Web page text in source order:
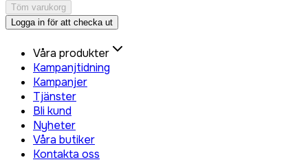
Töm varukorg
Logga in för att checka ut
Våra produkter
Kampanjtidning
Kampanjer
Tjänster
Bli kund
Nyheter
Våra butiker
Kontakta oss